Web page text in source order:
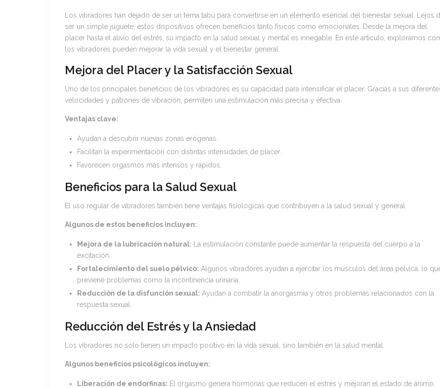
Los vibradores han dejado de ser un tema tabú para convertirse en un elemento esencial del bienestar sexual. Lejos
ser un simple juguete, estos dispositivos ofrecen beneficios tanto físicos como emocionales. Desde la mejora del
placer hasta el alivio del estrés, su impacto en la salud sexual y mental es innegable. En este artículo, exploramos
los vibradores pueden mejorar la vida sexual y el bienestar general.
Mejora del Placer y la Satisfacción Sexual
Uno de los principales beneficios de los vibradores es su capacidad para intensificar el placer. Gracias a sus
velocidades y patrones de vibración, permiten una estimulación más precisa y efectiva.
Ventajas clave:
Ayudan a descubrir nuevas zonas erógenas.
Facilitan la experimentación con distintas intensidades de placer.
Favorecen orgasmos más intensos y rápidos.
Beneficios para la Salud Sexual
El uso regular de vibradores también tiene ventajas fisiológicas que contribuyen a la salud sexual y general.
Algunos de estos beneficios incluyen:
Mejora de la lubricación natural: La estimulación constante puede aumentar la respuesta del cuerpo a la
excitación.
Fortalecimiento del suelo pélvico: Algunos vibradores ayudan a ejercitar los músculos del área pélvica, lo
previene problemas como la incontinencia urinaria.
Reducción de la disfunción sexual: Ayudan a combatir la anorgasmia y otros problemas relacionados con la
respuesta sexual.
Reducción del Estrés y la Ansiedad
Los vibradores no solo tienen un impacto positivo en la vida sexual, sino también en la salud mental.
Algunos beneficios psicológicos incluyen:
Liberación de endorfinas: El orgasmo genera hormonas que reducen el estrés y mejoran el estado de ánimo.